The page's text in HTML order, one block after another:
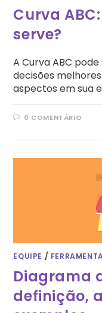
Curva
serve?
A Curva ABC
decisões
aspectos em sua
0 COMENTÁRIO
EQUIPE /
Diagrama
definição,